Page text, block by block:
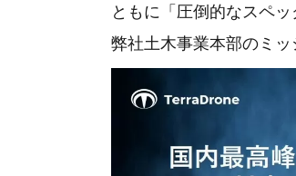
ともに「圧倒的なスペ
弊社土木事業本部のミッ